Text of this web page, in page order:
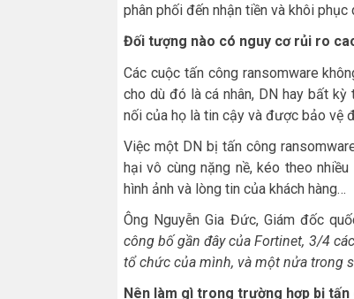
phân phối đến nhận tiền và khôi phục
Đối tượng nào có nguy cơ rủi ro
Các cuộc tấn công ransomware
cho dù đó là cá nhân, DN hay bất
nối của họ là tin cậy và được bảo vệ
Việc một DN bị tấn công
hại vô cùng nặng nề, kéo theo
hình ảnh và lòng tin của khách hàng…
Ông Nguyễn Gia Đức, Giám đốc
công bố gần đây của Fortinet, 3/4
tổ chức của mình, và một nửa trong
Nên làm gì trong trường hợp bị tấn